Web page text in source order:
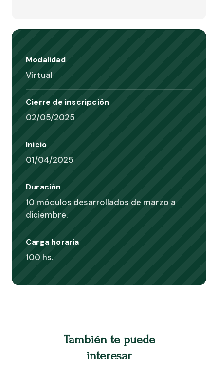
Modalidad
Virtual
Cierre de inscripción
02/05/2025
Inicio
01/04/2025
Duración
10 módulos desarrollados de marzo a
diciembre.
Carga horaria
100 hs.
También te puede
interesar